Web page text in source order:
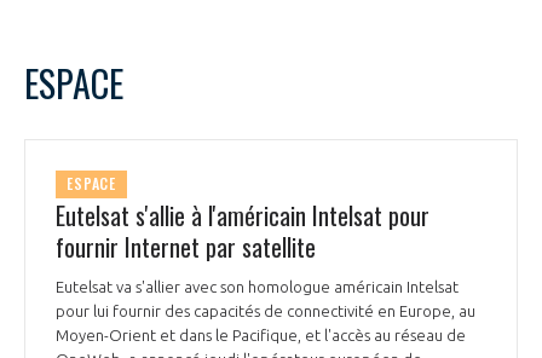
ESPACE
ESPACE
Eutelsat s'allie à l'américain Intelsat pour
fournir Internet par satellite
Eutelsat va s'allier avec son homologue américain Intelsat
pour lui fournir des capacités de connectivité en Europe, au
Moyen-Orient et dans le Pacifique, et l'accès au réseau de